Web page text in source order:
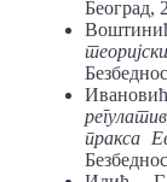
Београд,
пракса